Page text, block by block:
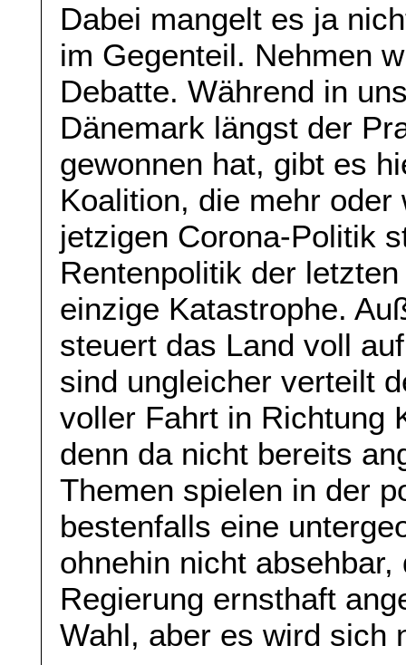
Dabei mangelt es ja
im Gegenteil. Nehmen
Debatte. Während in
Dänemark längst der
gewonnen hat, gibt es
Koalition, die mehr
jetzigen Corona-Politik
Rentenpolitik der
einzige Katastrophe.
steuert das Land voll
sind ungleicher verteilt
voller Fahrt in Richtung
denn da nicht bereits
Themen spielen in der
bestenfalls eine
ohnehin nicht
Regierung ernsthaft
Wahl, aber es wird sich